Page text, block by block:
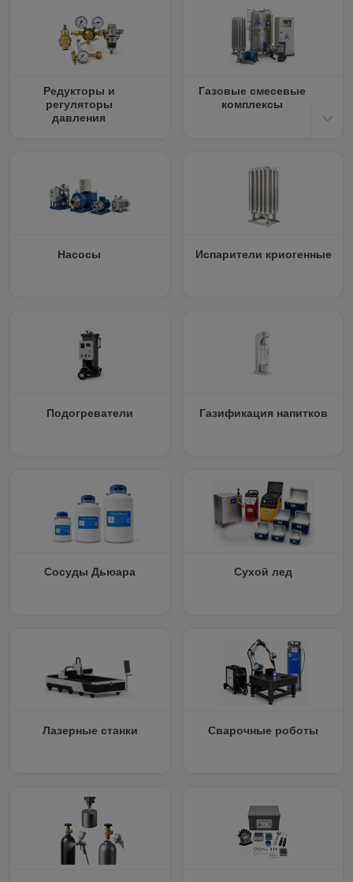
Редукторы и
регуляторы
давления
Газовые смесевые
комплексы
Насосы Испарители криогенные
Подогреватели Газификация напитков
Сосуды Дьюара Сухой лед
Лазерные станки Сварочные роботы